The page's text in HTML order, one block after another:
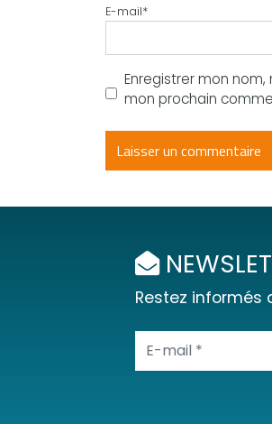
E-mail*
Enregistrer mon
mon prochain
Restez